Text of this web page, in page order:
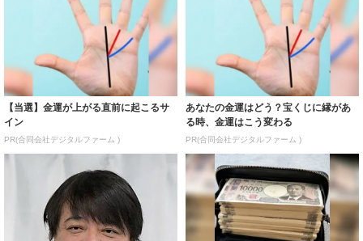
【当選】金運が上がる直前に起こるサ
イン
PR(合同会社デジタルファーム )
あなたの金運はどう？宝くじに縁があ
る時、金運はこう変わる
PR(合同会社デジタルファーム )